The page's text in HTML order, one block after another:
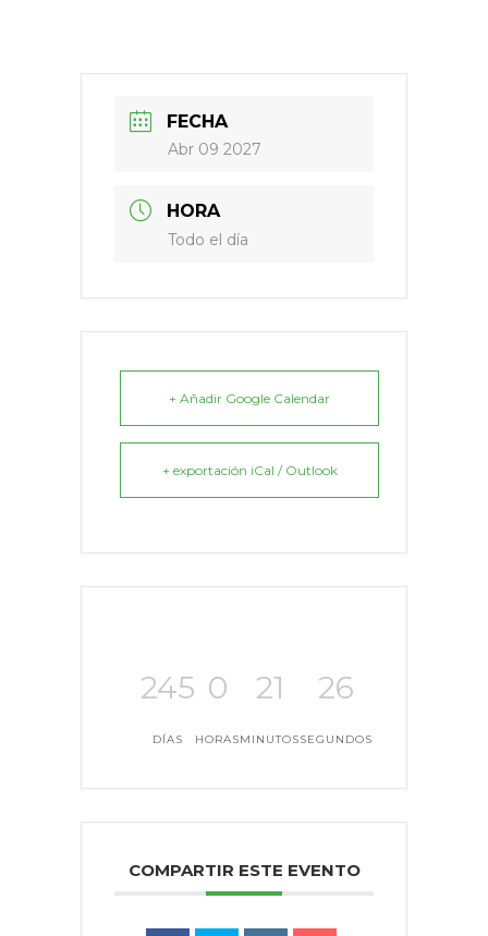
FECHA
Abr 09 2027
HORA
Todo el día
+ Añadir Google Calendar
+ exportación iCal / Outlook
245
DÍAS
0
HORAS
21
MINUTOS
25
SEGUNDOS
COMPARTIR ESTE EVENTO